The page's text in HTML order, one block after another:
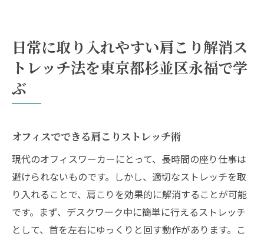
肩こりと向き合うためのストレッチカレン
ダーの作成
日常に取り入れやすい肩こり解消ス
トレッチ法を東京都杉並区永福で学
ぶ
オフィスでできる肩こりストレッチ術
現代のオフィスワーカーにとって、長時間の座り仕事は
避けられないものです。しかし、適切なストレッチを取
り入れることで、肩こりを効果的に解消することが可能
です。まず、デスクワーク中に簡単に行えるストレッチ
として、首を左右にゆっくりと回す動作があります。こ